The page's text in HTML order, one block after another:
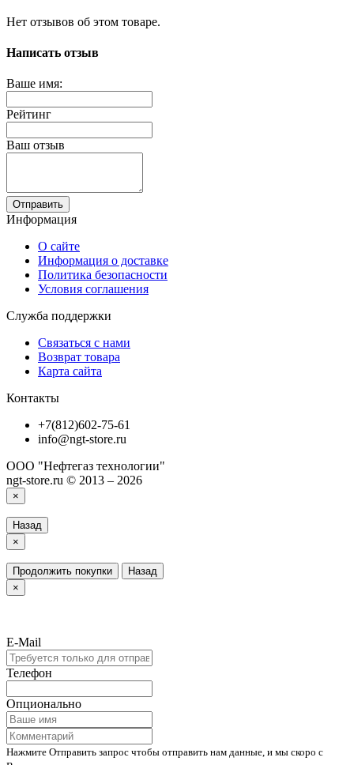
Нет отзывов об этом товаре.
Написать отзыв
Ваше имя:
Рейтинг
Ваш отзыв
Отправить
Информация
О сайте
Информация о доставке
Политика безопасности
Условия соглашения
Служба поддержки
Связаться с нами
Возврат товара
Карта сайта
Контакты
+7(812)602-75-61
info@ngt-store.ru
ООО "Нефтегаз технологии"
ngt-store.ru © 2013 – 2026
×
Назад
×
Продолжить покупки
Назад
×
E-Mail
Телефон
Опционально
Нажмите Отправить запрос чтобы отправить нам данные, и мы скоро с